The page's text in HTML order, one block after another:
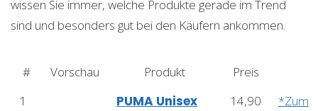
wissen Sie immer, welche Produkte gerade im Trend
sind und besonders gut bei den Käufern ankommen.
# Vorschau Produkt
Preis
1
PUMA Unisex
14,90
*Zum